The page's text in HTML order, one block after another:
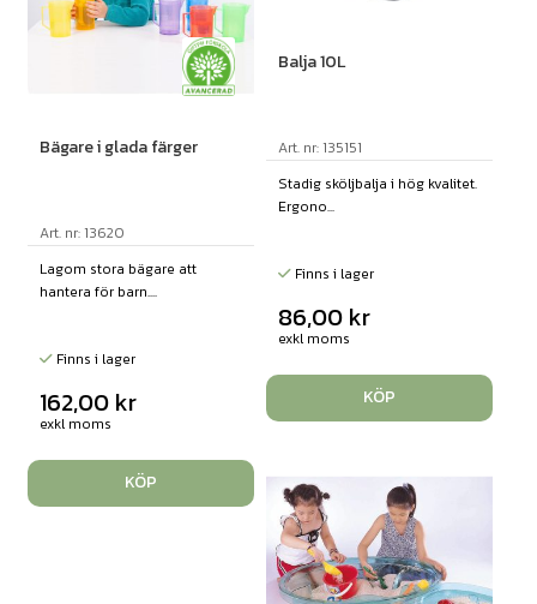
Bägare i glada färger
Art. nr: 13620
Lagom stora bägare att
hantera för barn....
Finns i lager
162,00 kr
exkl moms
KÖP
Balja 10L
Art. nr: 135151
Stadig sköljbalja i hög kvalitet.
Ergono...
Finns i lager
86,00 kr
exkl moms
KÖP